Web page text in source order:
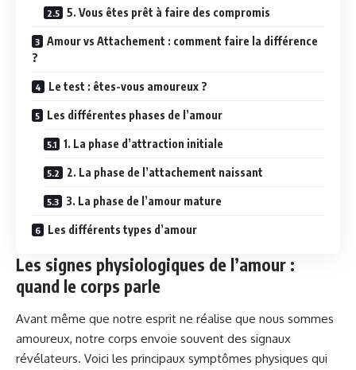
5. Vous êtes prêt à faire des compromis
Amour vs Attachement : comment faire la différence
?
Le test : êtes-vous amoureux ?
Les différentes phases de l’amour
1. La phase d’attraction initiale
2. La phase de l’attachement naissant
3. La phase de l’amour mature
Les différents types d’amour
Les signes physiologiques de l’amour :
quand le corps parle
Avant même que notre esprit ne réalise que nous sommes
amoureux, notre corps envoie souvent des signaux
révélateurs. Voici les principaux symptômes physiques qui